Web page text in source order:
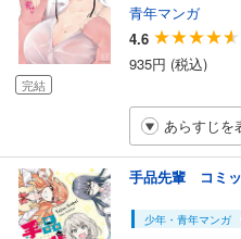
完結
青年マンガ
4.6
935円 (税込)
あらすじを
手品先輩 コミ
少年・青年マンガ